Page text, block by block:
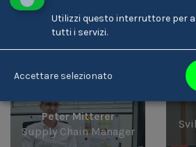
Rafael Treibenreif
Tecnico/-a IT
Peter Mitterer
Supply Chain Manager
Utilizzi questo interruttore per
tutti i servizi.
Accettare selezionato